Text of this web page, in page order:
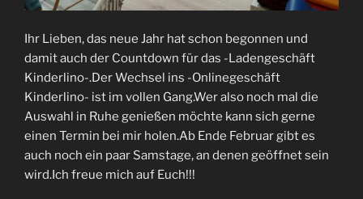
Ihr Lieben, das neue Jahr hat schon begonnen und
damit auch der Countdown für das -Ladengeschäft
Kinderlino-.Der Wechsel ins -Onlinegeschäft
Kinderlino- ist im vollen Gang.Wer also noch mal die
Auswahl in Ruhe genießen möchte kann sich gerne
einen Termin bei mir holen.Ab Ende Februar gibt es
auch noch ein paar Samstage, an denen geöffnet sein
wird.Ich freue mich auf Euch!!!